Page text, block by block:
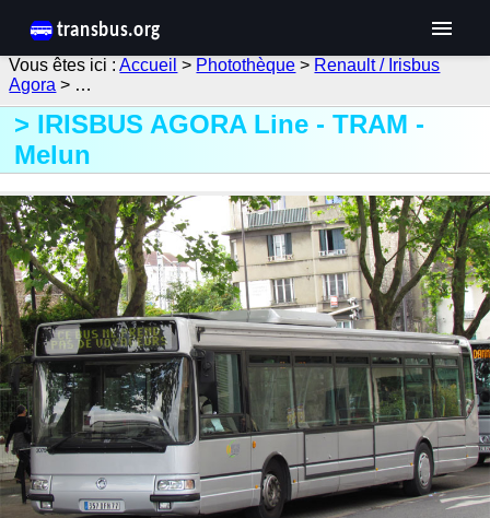
Accueil > Photothèque > Renault / Irisbus
Agora > …
IRISBUS AGORA Line - TRAM -
Melun